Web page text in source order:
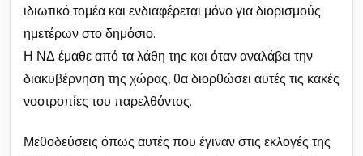
ιδιωτικό τομέα και ενδιαφέρεται μόνο για διορισμούς
ημετέρων στο δημόσιο.
Η ΝΔ έμαθε από τα λάθη της και όταν αναλάβει την
διακυβέρνηση της χώρας, θα διορθώσει αυτές τις κακές
νοοτροπίες του παρελθόντος.
Μεθοδεύσεις όπως αυτές που έγιναν στις εκλογές της